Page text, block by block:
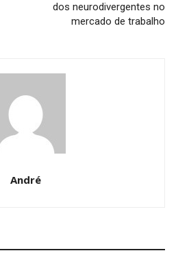
dos neurodivergentes no
mercado de trabalho
André